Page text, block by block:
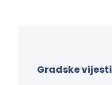
Gradske vijesti